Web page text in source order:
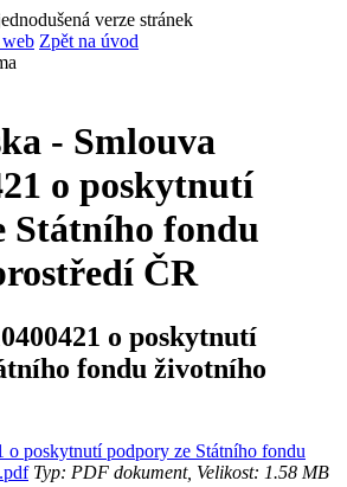
verze stránek
web Zpět na úvod
- Smlouva
o poskytnutí
Státního fondu
ČR
o poskytnutí
fondu životního
o poskytnutí podpory ze Státního fondu
Typ: PDF dokument, Velikost: 1.58 MB